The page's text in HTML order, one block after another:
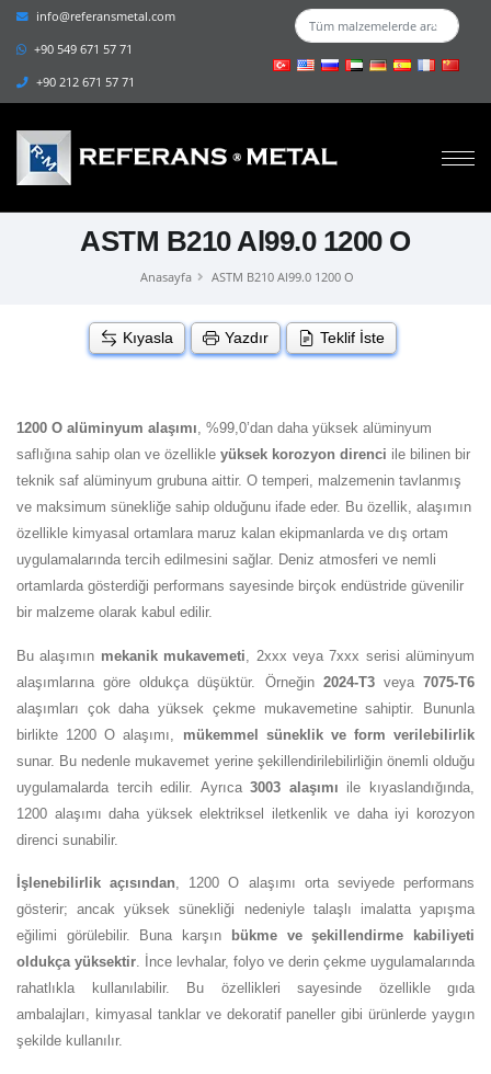
info@referansmetal.com
+90 549 671 57 71
+90 212 671 57 71
ASTM B210 Al99.0 1200 O
Anasayfa ASTM B210 Al99.0 1200 O
Kıyasla Yazdır Teklif İste
1200 O alüminyum alaşımı, %99,0’dan daha yüksek alüminyum
saflığına sahip olan ve özellikle yüksek korozyon direnci ile bilinen bir
teknik saf alüminyum grubuna aittir. O temperi, malzemenin tavlanmış
ve maksimum sünekliğe sahip olduğunu ifade eder. Bu özellik, alaşımın
özellikle kimyasal ortamlara maruz kalan ekipmanlarda ve dış ortam
uygulamalarında tercih edilmesini sağlar. Deniz atmosferi ve nemli
ortamlarda gösterdiği performans sayesinde birçok endüstride güvenilir
bir malzeme olarak kabul edilir.
Bu alaşımın mekanik mukavemeti , 2xxx veya 7xxx serisi alüminyum
alaşımlarına göre oldukça düşüktür. Örneğin 2024-T3veya7075-T6
alaşımları çok daha yüksek çekme mukavemetine sahiptir. Bununla
birlikte 1200 O alaşımı, mükemmel süneklik ve form verilebilirlik
sunar. Bu nedenle mukavemet yerine şekillendirilebilirliğin önemli olduğu
uygulamalarda tercih edilir. Ayrıca3003 alaşımı ile kıyaslandığında,
1200 alaşımı daha yüksek elektriksel iletkenlik ve daha iyi korozyon
direnci sunabilir.
İşlenebilirlik açısından, 1200 O alaşımı orta seviyede performans
gösterir; ancak yüksek sünekliği nedeniyle talaşlı imalatta yapışma
eğilimi görülebilir. Buna karşın
bükme ve şekillendirme kabiliyeti
oldukça yüksektir. İnce levhalar, folyo ve derin çekme uygulamalarında
rahatlıkla kullanılabilir. Bu özellikleri sayesinde özellikle gıda
ambalajları, kimyasal tanklar ve dekoratif paneller gibi ürünlerde yaygın
şekilde kullanılır.